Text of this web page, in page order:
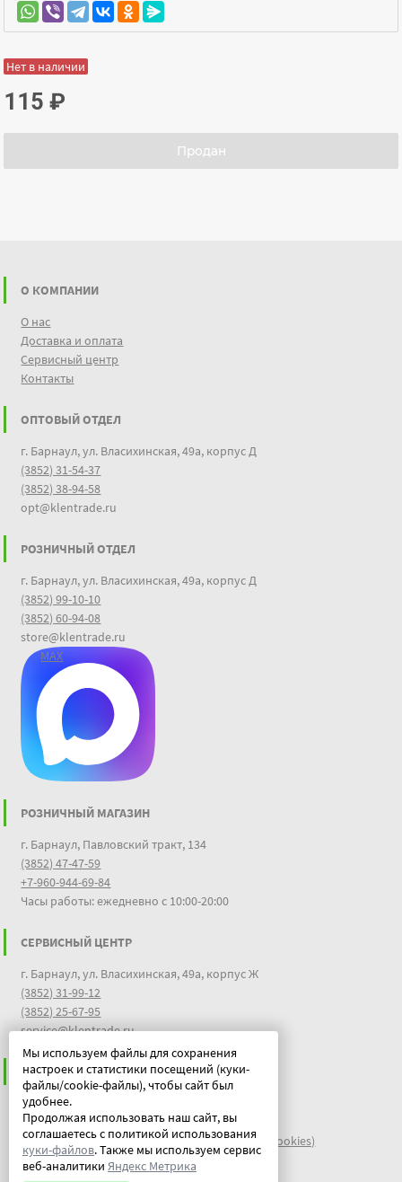
Нет в наличии
115₽
Продан
Мы используем файлы для сохранения
настроек и статистики посещений (куки-
файлы/cookie-файлы), чтобы сайт был
удобнее.
Продолжая использовать наш сайт, вы
соглашаетесь с политикой использования
куки-файлов. Также мы используем сервис
веб-аналитики Яндекс Метрика
О КОМПАНИИ
О нас
Доставка и оплата
Сервисный центр
Контакты
ОПТОВЫЙ ОТДЕЛ
г. Барнаул, ул. Власихинская, 49а, корпус Д
(3852) 31-54-37
(3852) 38-94-58
opt@klentrade.ru
РОЗНИЧНЫЙ ОТДЕЛ
г. Барнаул, ул. Власихинская, 49а, корпус Д
(3852) 99-10-10
(3852) 60-94-08
store@klentrade.ru
MAX
РОЗНИЧНЫЙ МАГАЗИН
г. Барнаул, Павловский тракт, 134
(3852) 47-47-59
+7-960-944-69-84
Часы работы: ежедневно с 10:00-20:00
СЕРВИСНЫЙ ЦЕНТР
г. Барнаул, ул. Власихинская, 49а, корпус Ж
(3852) 31-99-12
(3852) 25-67-95
service@klentrade.ru
ИНФОРМАЦИЯ
Пользовательское соглашение
Политика конфиденциальности
файлы идентификации пользователей куки (cookies)
Документы